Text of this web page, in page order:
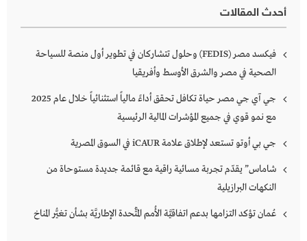
أحدث المقالات
فيكسد مصر (FEDIS) وحلول تتشاركان في تطوير أول منصة للسياحة
الصحية في مصر والشرق الأوسط وأفريقيا
جي آي جي مصر حياة تكافل تحقق أداءً مالياً استثنائياً خلال عام 2025
مع نمو قوي في جميع المؤشرات المالية الرئيسية
جي بي أوتو تستعد لإطلاق علامة iCAUR في السوق المصرية
شاماس” يقدّم تجربة مسائية راقية مع قائمة جديدة مستوحاة من
النكهات البرازيلية
عُمان تؤكد التزامها بدعم اتفاقيَّة الأُمم المُتَّحدة الإطاريَّة بشأن تغيُّر المناخ